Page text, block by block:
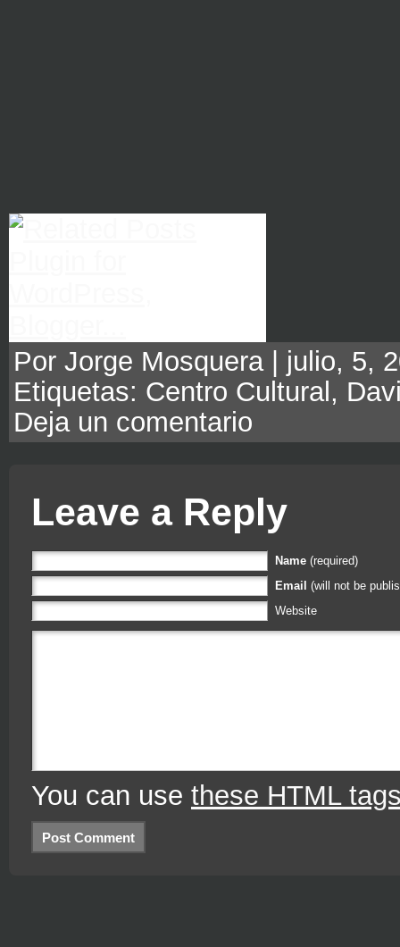
Por Jorge Mosquera | julio, 5,
Etiquetas: Centro Cultural ,
Deja un comentario
Leave a Reply
Name (required)
Email (will not be
Website
You can use these HTML